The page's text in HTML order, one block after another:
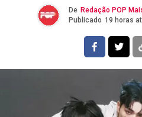
De Redação POP
Publicado 19 horas